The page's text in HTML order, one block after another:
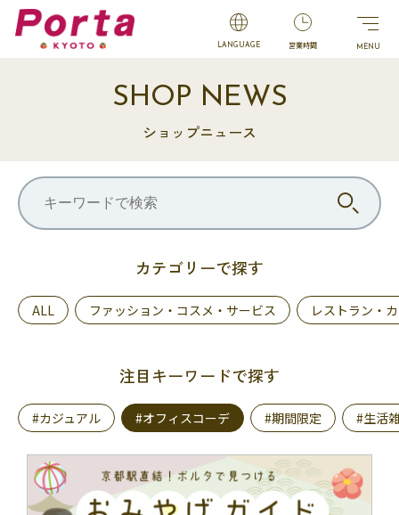
LANGUAGE 営業時間
SHOP NEWS
ショップニュース
カテゴリーで探す
ALL ファッション・コスメ・サービス レストラン・
注目キーワードで探す
#カジュアル #オフィスコーデ #期間限定 #生活